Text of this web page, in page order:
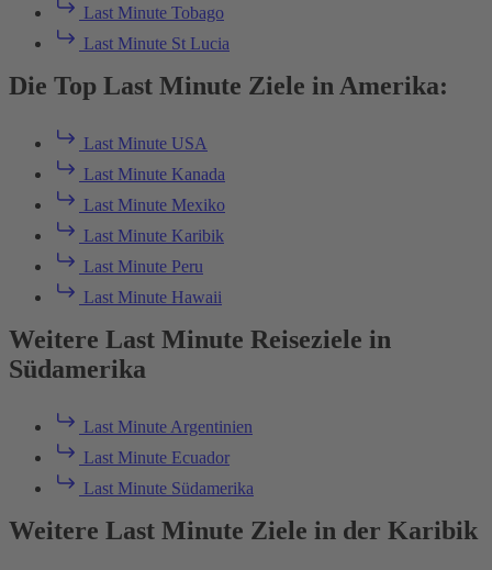
Last Minute Tobago
Last Minute St Lucia
Die Top Last Minute Ziele in Amerika:
Last Minute USA
Last Minute Kanada
Last Minute Mexiko
Last Minute Karibik
Last Minute Peru
Last Minute Hawaii
Weitere Last Minute Reiseziele in
Südamerika
Last Minute Argentinien
Last Minute Ecuador
Last Minute Südamerika
Weitere Last Minute Ziele in der Karibik